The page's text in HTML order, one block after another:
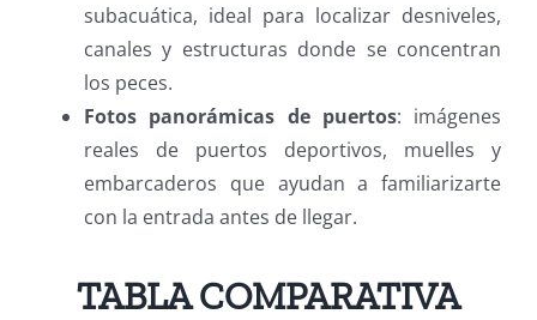
subacuática, ideal para localizar desniveles,
canales y estructuras donde se concentran
los peces.
Fotos panorámicas de puertos: imágenes
reales de puertos deportivos, muelles y
embarcaderos que ayudan a familiarizarte
con la entrada antes de llegar.
TABLA COMPARATIVA